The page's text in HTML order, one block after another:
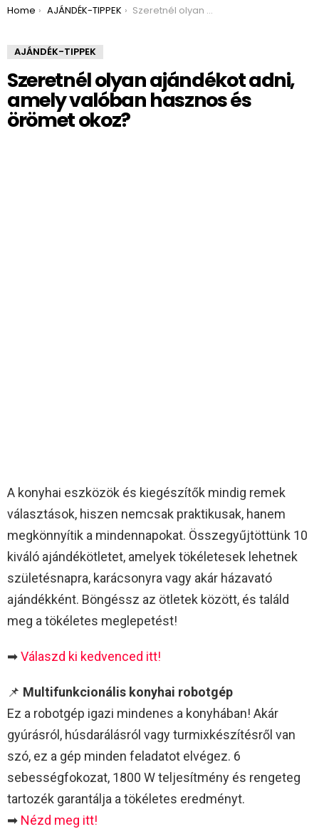
You are here:
Home AJÁNDÉK-TIPPEK Szeretnél olyan ajándékot adni, amely valóban hasznos és örömet okoz?
AJÁNDÉK-TIPPEK
Szeretnél olyan ajándékot adni,
amely valóban hasznos és
örömet okoz?
A konyhai eszközök és kiegészítők mindig remek
választások, hiszen nemcsak praktikusak, hanem
megkönnyítik a mindennapokat. Összegyűjtöttünk 10
kiváló ajándékötletet, amelyek tökéletesek lehetnek
születésnapra, karácsonyra vagy akár házavató
ajándékként. Böngéssz az ötletek között, és találd
meg a tökéletes meglepetést!
➡Válaszd ki kedvenced itt!
📌 Multifunkcionális konyhai robotgép
Ez a robotgép igazi mindenes a konyhában! Akár
gyúrásról, húsdarálásról vagy turmixkészítésről van
szó, ez a gép minden feladatot elvégez. 6
sebességfokozat, 1800 W teljesítmény és rengeteg
tartozék garantálja a tökéletes eredményt.
➡ Nézd meg itt!